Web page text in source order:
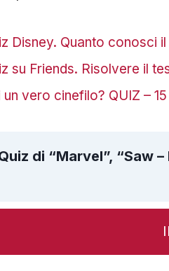
Disney. Quanto conosci
su Friends. Risolvere il
un vero cinefilo? QUIZ –
di “Marvel”, “Saw